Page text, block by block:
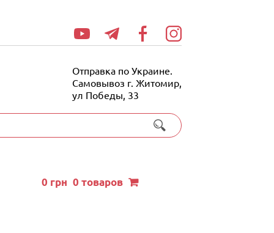
Отправка по Украине.
Самовывоз г. Житомир,
ул Победы, 33
0 грн 0 товаров